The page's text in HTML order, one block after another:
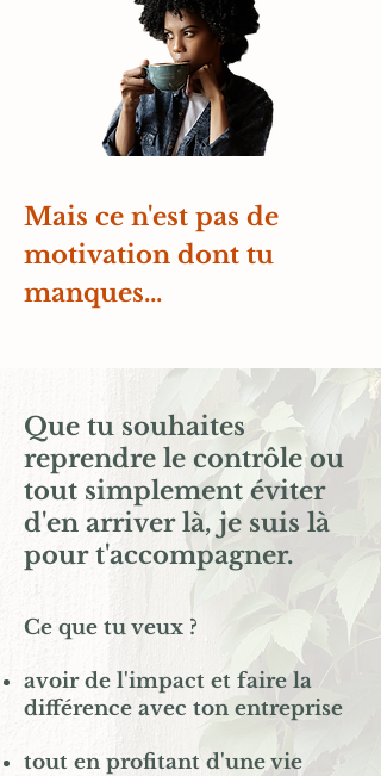
Mais ce n'est pas de
motivation dont tu
manques...
Que tu souhaites
reprendre le contrôle ou
tout simplement éviter
d'en arriver là, je suis là
pour t'accompagner.
Ce que tu veux ?
avoir de l'impact et faire la
différence avec ton entreprise
tout en profitant d'une vie